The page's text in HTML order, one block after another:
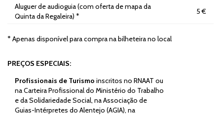
Aluguer de audioguia (com oferta de mapa da
Quinta da Regaleira) *
5 €
* Apenas disponível para compra na bilheteira no local
PREÇOS ESPECIAIS:
Profissionais de Turismo inscritos no RNAAT ou
na Carteira Profissional do Ministério do Trabalho
e da Solidariedade Social, na Associação de
Guias-Intérpretes do Alentejo (AGIA), na